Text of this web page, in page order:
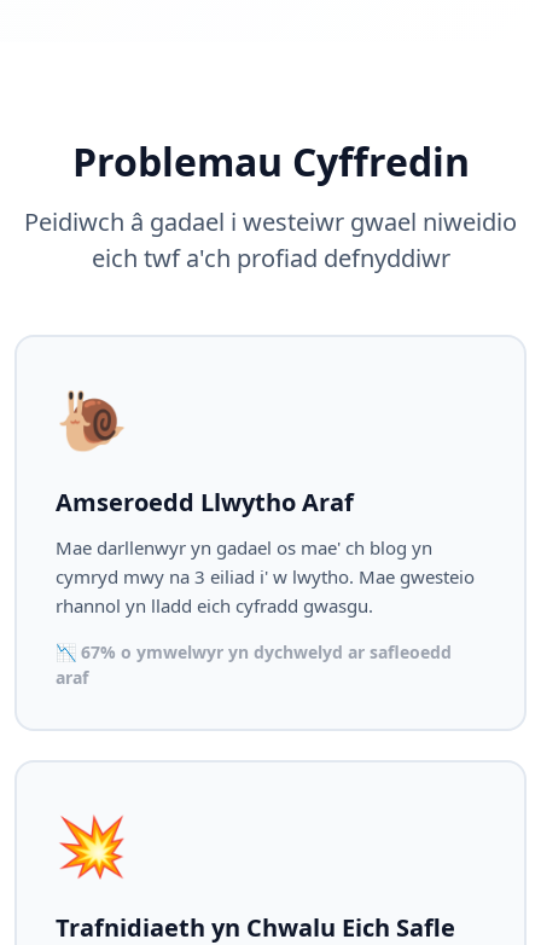
Problemau Cyffredin
Peidiwch â gadael i westeiwr gwael niweidio
eich twf a'ch profiad defnyddiwr
🐌
Amseroedd Llwytho Araf
Mae darllenwyr yn gadael os mae' ch blog yn
cymryd mwy na 3 eiliad i' w lwytho. Mae gwesteio
rhannol yn lladd eich cyfradd gwasgu.
📉 67% o ymwelwyr yn dychwelyd ar safleoedd
araf
💥
Trafnidiaeth yn Chwalu Eich Safle